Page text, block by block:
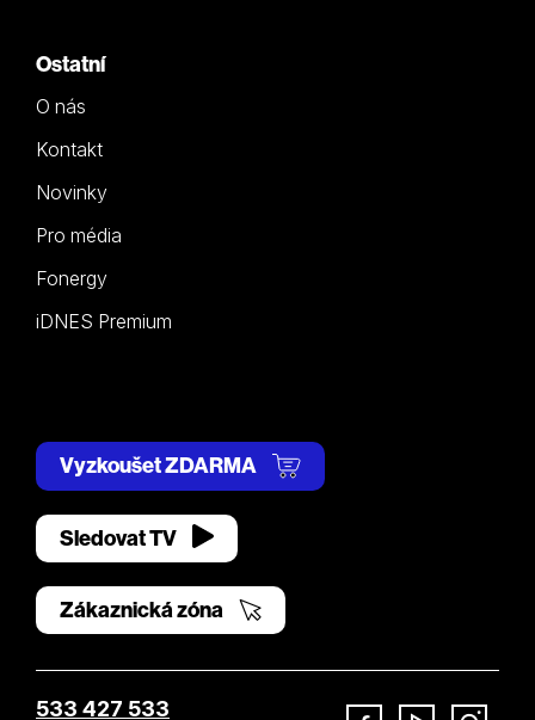
Ostatní
O nás
Kontakt
Novinky
Pro média
Fonergy
iDNES Premium
Vyzkoušet ZDARMA
Sledovat TV
Zákaznická zóna
533 427 533